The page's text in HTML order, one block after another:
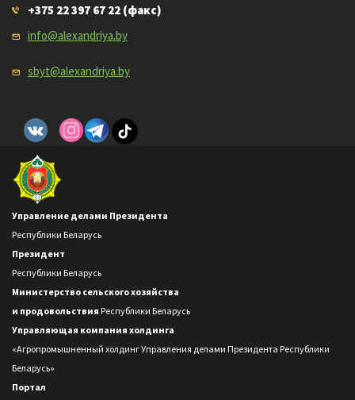
+375 22 397 67 22 (факс)
info@alexandriya.by
sbyt@alexandriya.by
Управление делами Президента
Республики Беларусь
Президент
Республики Беларусь
Министерство сельского хозяйства
и продовольствия Республики Беларусь
Управляющая компания холдинга
«Агропромышненный холдинг Управления делами Президента Республики
Беларусь»
Портал